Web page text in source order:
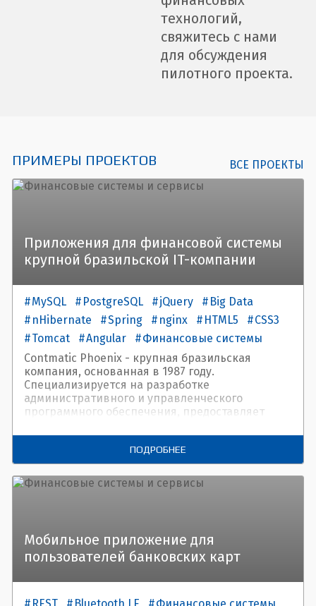
технологий,
свяжитесь с нами
для обсуждения
пилотного проекта.
ПРИМЕРЫ ПРОЕКТОВ ВСЕ ПРОЕКТЫ
Приложения для финансовой системы
крупной бразильской IT-компании
MySQL PostgreSQL jQuery
Big Data
nHibernate
Spring nginx HTML5
CSS3
Tomcat
Angular
Финансовые системы
Contmatic Phoenix - крупная бразильская
компания, основанная в 1987 году.
Специализируется на разработке
административного и управленческого
программного обеспечения, предоставляет
налогового и управленческого учета.
ПОДРОБНЕЕ
Мобильное приложение для
пользователей банковских карт